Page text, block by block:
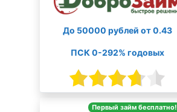
До 50000 рублей от 0.43
ПСК 0-292% годовых
Первый займ бесплатно!